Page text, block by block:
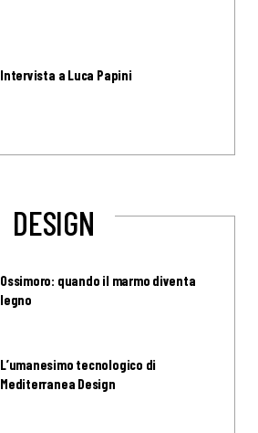
Intervista a Luca Papini
DESIGN
Ossimoro: quando il marmo diventa
legno
L’umanesimo tecnologico di
Mediterranea Design